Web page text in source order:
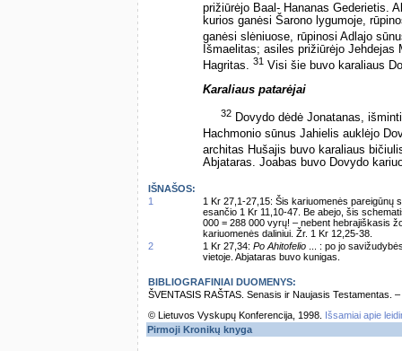
prižiūrėjo Baal- Hananas Gederietis.
kurios ganėsi Šarono lygumoje,
ganėsi slėniuose, rūpinosi Adlajo
Išmaelitas; asiles prižiūrėjo
Hagritas. 31 Visi šie buvo karaliaus
Karaliaus patarėjai
32 Dovydo dėdė Jonatanas,
Hachmonio sūnus Jahielis auklėjo
architas Hušajis buvo karaliaus
Abjataras. Joabas buvo Dovydo
IŠNAŠOS:
1
1 Kr 27,1-27,15: Šis kariuomenės
esančio 1 Kr 11,10-47. Be abejo, šis
000 = 288 000 vyrų! – nebent hebrajiškasis
kariuomenės daliniui. Žr. 1 Kr 12,25-38.
2
1 Kr 27,34: Po Ahitofelio ... : po jo
vietoje. Abjataras buvo kunigas.
BIBLIOGRAFINIAI DUOMENYS:
ŠVENTASIS RAŠTAS. Senasis ir Naujasis Testamentas.
© Lietuvos Vyskupų Konferencija, 1998.
Išsamiai apie
Pirmoji Kronikų knyga